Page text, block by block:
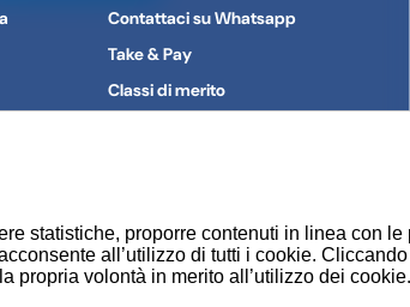
statistiche, proporre contenuti in linea con
all’utilizzo di tutti i cookie.
propria volontà in merito all’utilizzo dei
Contattaci su Whatsapp
Take & Pay
Classi di merito